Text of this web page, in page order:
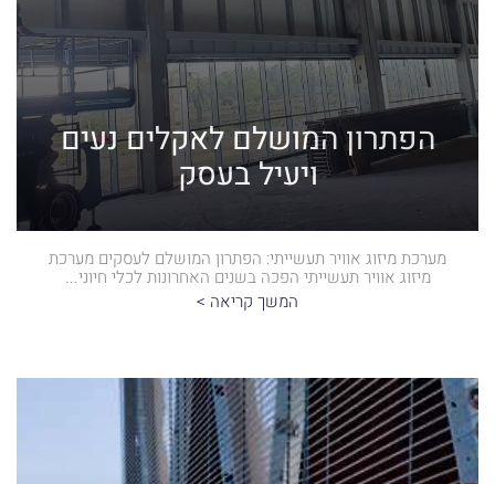
הפתרון המושלם לאקלים נעים
ויעיל בעסק
מערכת מיזוג אוויר תעשייתי: הפתרון המושלם לעסקים מערכת
מיזוג אוויר תעשייתי הפכה בשנים האחרונות לכלי חיוני...
המשך קריאה >